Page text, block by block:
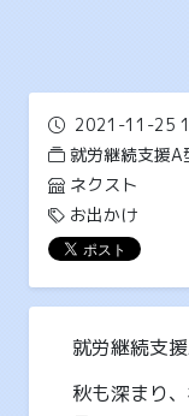
2021-11-25
就労継続支援A
ネクスト
お出かけ
就労継続支
秋も深まり